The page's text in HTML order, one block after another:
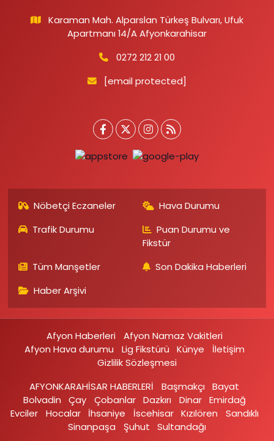
Karaman Mah. Alparslan Türkeş Bulvarı, Ufuk
Apartmanı 14/A Afyonkarahisar
0272 212 21 00
[email protected]
Nöbetçi Eczaneler
Hava Durumu
Trafik Durumu
Puan Durumu ve
Fikstür
Tüm Manşetler
Son Dakika Haberleri
Haber Arşivi
Afyon Haberleri
Afyon Namaz Vakitleri
Afyon Hava durumu
Lig Fikstürü Künye
İletişim
Gizlilik Sözleşmesi
AFYONKARAHİSAR HABERLERİ
Başmakçı
Bayat
Bolvadin
Çay Çobanlar Dazkırı Dinar Emirdağ‎
Evciler‎
Hocalar İhsaniye‎ İscehisar Kızılören‎
Sandıklı‎
Sinanpaşa
Şuhut Sultandağı